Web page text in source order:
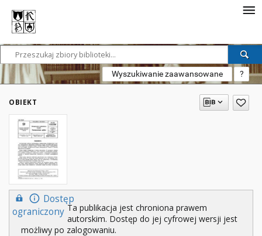
Wyszukiwanie zaawansowane ?
OBIEKT
Dostęp
ograniczony Ta publikacja jest chroniona prawem
autorskim. Dostęp do jej cyfrowej wersji jest
możliwy po zalogowaniu.